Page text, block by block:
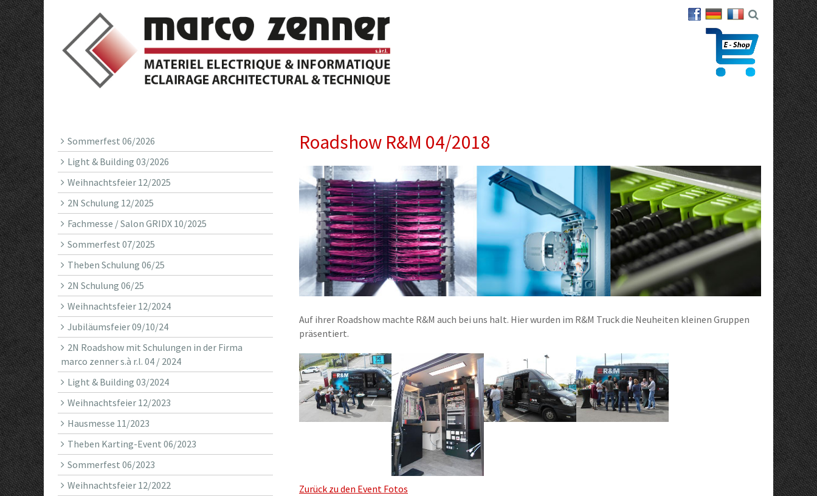
Sommerfest 06/2026
Light & Building 03/2026
Weihnachtsfeier 12/2025
2N Schulung 12/2025
Fachmesse / Salon GRIDX 10/2025
Sommerfest 07/2025
Theben Schulung 06/25
2N Schulung 06/25
Weihnachtsfeier 12/2024
Jubiläumsfeier 09/10/24
2N Roadshow mit Schulungen in der Firma
marco zenner s.à r.l. 04 / 2024
Light & Building 03/2024
Weihnachtsfeier 12/2023
Hausmesse 11/2023
Theben Karting-Event 06/2023
Sommerfest 06/2023
Weihnachtsfeier 12/2022
Roadshow R&M 04/2018
Auf ihrer Roadshow machte R&M auch bei uns halt. Hier wurden im R&M Truck die Neuheiten kleinen Gruppen
präsentiert.
Zurück zu den Event Fotos